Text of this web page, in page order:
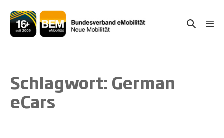
Inhalt
springen
Suche-
Schlagwort: German
eCars